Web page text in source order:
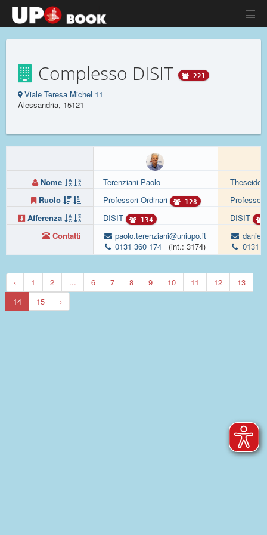
Complesso DISIT 221
Viale Teresa Michel 11
Alessandria, 15121
Nome
Ruolo
Afferenza
Contatti
Terenziani Paolo
Professori Ordinari
128
DISIT 134
paolo.terenziani@uniupo.it
0131 360 174
(int.: 3174)
Theseider
DISIT
0131
‹ 1 2 ... 6 7 8 9 10 11 12
13
14
15 ›